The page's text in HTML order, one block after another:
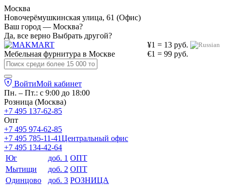
Москва
Новочерёмушкинская улица, 61 (Офис)
Ваш город — Москва?
Да, все верно Выбрать другой?
¥1 = 13 руб.
€1 = 99 руб.
Мебельная фурнитура в Москве
ВойтиМой кабинет
Пн. – Пт.: с 9:00 до 18:00
Розница (Москва)
+7 495 137-62-85
Опт
+7 495 974-62-85
+7 495 785-11-41Центральный офис
+7 495 134-42-64
Юг
доб. 1 ОПТ
Мытищи
доб. 2 ОПТ
Одинцово
доб. 3 РОЗНИЦА